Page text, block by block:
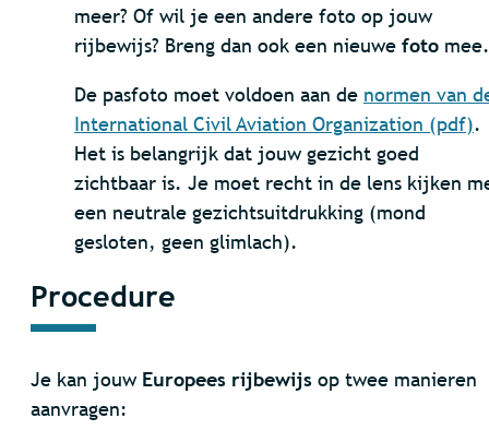
meer? Of wil je een andere foto op jouw
rijbewijs? Breng dan ook een nieuwe foto mee.
De pasfoto moet voldoen aan de normen van
International Civil Aviation Organization (pdf).
Het is belangrijk dat jouw gezicht goed
zichtbaar is. Je moet recht in de lens kijken
een neutrale gezichtsuitdrukking (mond
gesloten, geen glimlach).
Procedure
Je kan jouw Europees rijbewijs op twee manieren
aanvragen: